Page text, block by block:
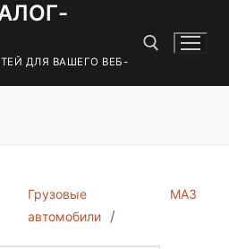
ДЛЯ ВАШЕГО ВЕБ-
Грузовые
автомобили
МАЗ